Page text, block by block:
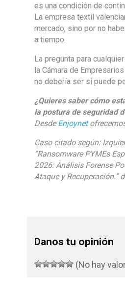
es una condición de
La empresa textil
mercado, sino por no
a tiempo.
La pregunta para
la Cámara de
no debería ser si puede
¿Quieres saber cómo
la postura de seguridad
Desde Enjoynet
Caso citado según:
“Ransomware PYMEs
2026: Análisis Forense
Ataque y Recuperación.”
Danos tu opinión
(No hay